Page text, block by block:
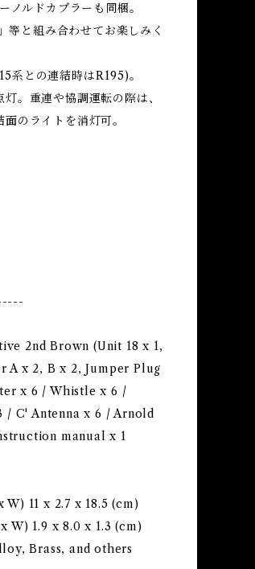
ノルドカプラーも同梱。
と組み合わせてお楽しみく
系との連結時はR195)。
。重連や協調運転の際は、
のライトを消灯可。
2nd Brown (Unit 18 x 1,
A x 2, B x 2, Jumper Plug
x 6 / Whistle x 6 /
/ C' Antenna x 6 / Arnold
manual x 1
11 x 2.7 x 18.5 (cm)
W) 1.9 x 8.0 x 1.3 (cm)
Brass, and others